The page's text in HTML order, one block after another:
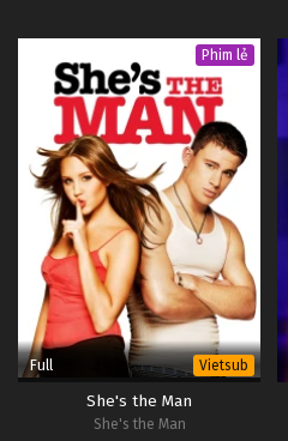
Phim lẻ
Full Vietsub
She's the Man
She's the Man